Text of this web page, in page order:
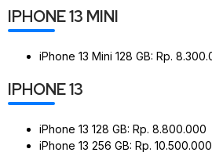
IPHONE 13 MINI
iPhone 13 Mini 128 GB: Rp.
IPHONE 13
iPhone 13 128 GB: Rp. 8.800.000
iPhone 13 256 GB: Rp. 10.500.000